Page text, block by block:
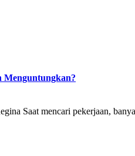
Menguntungkan?
Saat mencari pekerjaan,